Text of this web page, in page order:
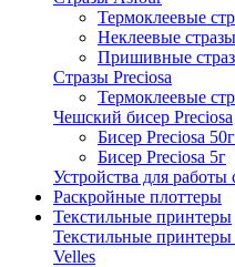
Термоклеевые
Неклеевые
Пришивные
Стразы Preciosa
Термоклеевые
Чешский бисер Preciosa
Бисер Preciosa 50г
Бисер Preciosa 5г
Устройства для работы
Раскройные плоттеры
Текстильные принтеры
Текстильные
Velles